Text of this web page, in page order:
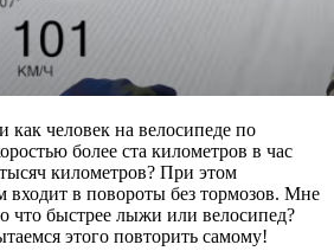
как человек на велосипеде по
более ста километров в час
километров? При этом
входит в повороты без тормозов. Мне
что быстрее лыжи или велосипед?
этого повторить самому!